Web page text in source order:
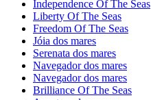
Independence Of The Seas
Liberty Of The Seas
Freedom Of The Seas
Jóia dos mares
Serenata dos mares
Navegador dos mares
Navegador dos mares
Brilliance Of The Seas